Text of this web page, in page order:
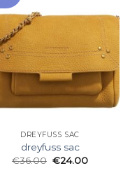
DREYFUSS SAC
dreyfuss sac
€36.00 €24.00